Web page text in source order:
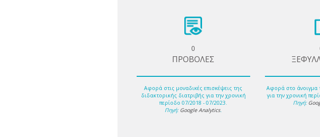
0
ΠΡΟΒΟΛΕΣ
Αφορά στις μοναδικές επισκέψεις της
διδακτορικής διατριβής για την χρονική
περίοδο 07/2018 - 07/2023.
Πηγή: Google Analytics.
Αφορά στο άνοιγμα
για την χρονική
Πηγή: